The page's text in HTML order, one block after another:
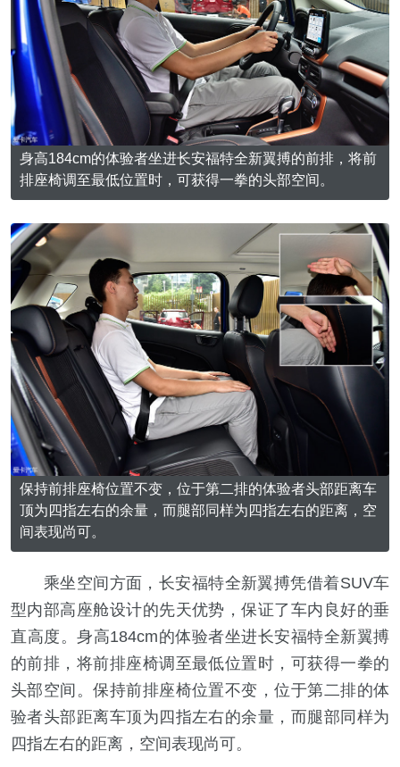
身高184cm的体验者坐进长安福特全新翼搏的前排，将前
排座椅调至最低位置时，可获得一拳的头部空间。
保持前排座椅位置不变，位于第二排的体验者头部距离车
顶为四指左右的余量，而腿部同样为四指左右的距离，空
间表现尚可。
乘坐空间方面，长安福特全新翼搏凭借着SUV车
型内部高座舱设计的先天优势，保证了车内良好的垂
直高度。身高184cm的体验者坐进长安福特全新翼搏
的前排，将前排座椅调至最低位置时，可获得一拳的
头部空间。保持前排座椅位置不变，位于第二排的体
验者头部距离车顶为四指左右的余量，而腿部同样为
四指左右的距离，空间表现尚可。